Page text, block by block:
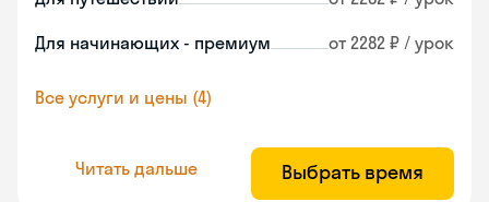
Для начинающих - премиум от 2282 ₽ / урок
Все услуги и цены (4)
Читать дальше Выбрать время